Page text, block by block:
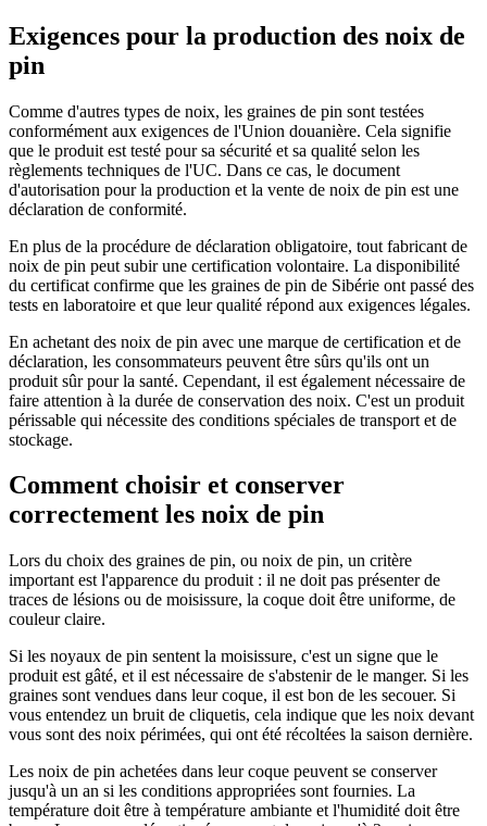
Exigences pour la production des noix de
pin
Comme d'autres types de noix, les graines de pin sont testées
conformément aux exigences de l'Union douanière. Cela signifie
que le produit est testé pour sa sécurité et sa qualité selon les
règlements techniques de l'UC. Dans ce cas, le document
d'autorisation pour la production et la vente de noix de pin est une
déclaration de conformité.
En plus de la procédure de déclaration obligatoire, tout fabricant de
noix de pin peut subir une certification volontaire. La disponibilité
du certificat confirme que les graines de pin de Sibérie ont passé des
tests en laboratoire et que leur qualité répond aux exigences légales.
En achetant des noix de pin avec une marque de certification et de
déclaration, les consommateurs peuvent être sûrs qu'ils ont un
produit sûr pour la santé. Cependant, il est également nécessaire de
faire attention à la durée de conservation des noix. C'est un produit
périssable qui nécessite des conditions spéciales de transport et de
stockage.
Comment choisir et conserver
correctement les noix de pin
Lors du choix des graines de pin, ou noix de pin, un critère
important est l'apparence du produit : il ne doit pas présenter de
traces de lésions ou de moisissure, la coque doit être uniforme, de
couleur claire.
Si les noyaux de pin sentent la moisissure, c'est un signe que le
produit est gâté, et il est nécessaire de s'abstenir de le manger. Si les
graines sont vendues dans leur coque, il est bon de les secouer. Si
vous entendez un bruit de cliquetis, cela indique que les noix devant
vous sont des noix périmées, qui ont été récoltées la saison dernière.
Les noix de pin achetées dans leur coque peuvent se conserver
jusqu'à un an si les conditions appropriées sont fournies. La
température doit être à température ambiante et l'humidité doit être